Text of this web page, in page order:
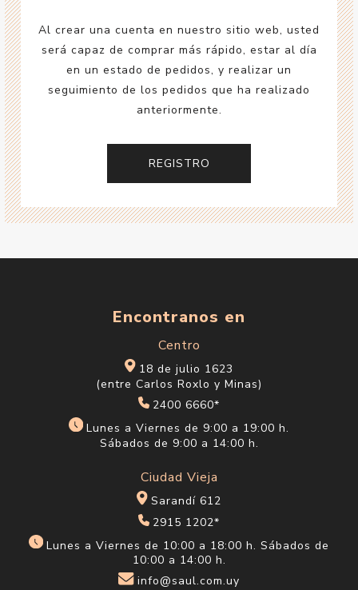
Al crear una cuenta en nuestro sitio web, usted
será capaz de comprar más rápido, estar al día
en un estado de pedidos, y realizar un
seguimiento de los pedidos que ha realizado
anteriormente.
Encontranos en
Centro
18 de julio 1623
(entre Carlos Roxlo y Minas)
2400 6660*
Lunes a Viernes de 9:00 a 19:00 h.
Sábados de 9:00 a 14:00 h.
Ciudad Vieja
Sarandí 612
2915 1202*
Lunes a Viernes de 10:00 a 18:00 h. Sábados de
10:00 a 14:00 h.
info@saul.com.uy